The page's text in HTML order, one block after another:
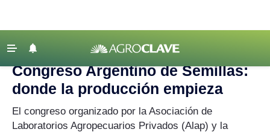
Agricultura
Lechería
‹ VOLVER
Agroclave Agenda | semilla
Congreso Argentino de Semillas:
donde la producción empieza
El congreso organizado por la Asociación de
Laboratorios Agropecuarios Privados (Alap) y la